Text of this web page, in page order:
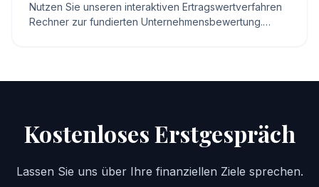
Nutzen Sie unseren interaktiven Ertragswertverfahren
Rechner zur fundierten Unternehmensbewertung.
Kostenloses Erstgespräch
Lassen Sie uns über Ihre finanziellen Ziele sprechen.